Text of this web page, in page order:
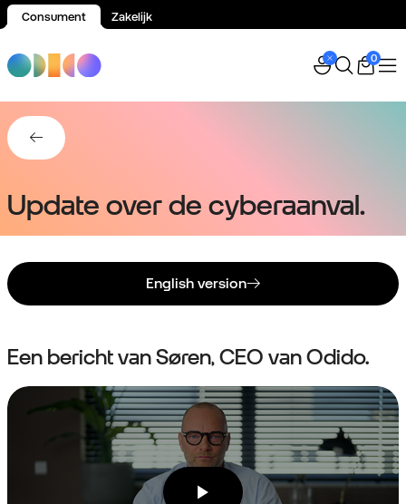
Consument Zakelijk
0
Terug naar Service die je verder helpt.
Update over de cyberaanval.
English version
Een bericht van Søren, CEO van Odido.